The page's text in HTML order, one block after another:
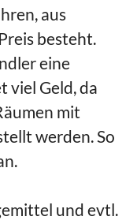
aus
besteht.
eine
viel Geld, da
mit
werden. So
und evtl.